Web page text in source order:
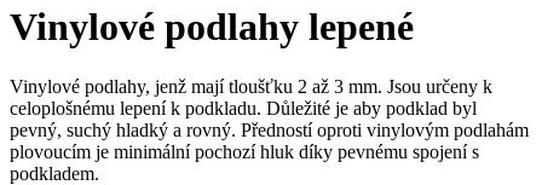
Vinylové podlahy lepené
Vinylové podlahy, jenž mají tloušťku 2 až 3 mm. Jsou určeny k
celoplošnému lepení k podkladu. Důležité je aby podklad byl
pevný, suchý hladký a rovný. Předností oproti vinylovým podlahám
plovoucím je minimální pochozí hluk díky pevnému spojení s
podkladem.